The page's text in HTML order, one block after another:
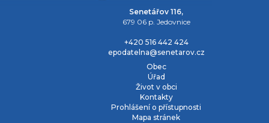
Senetářov 116,
679 06 p. Jedovnice
+420 516 442 424
epodatelna@senetarov.cz
Obec
Úřad
Život v obci
Kontakty
Prohlášení o přístupnosti
Mapa stránek